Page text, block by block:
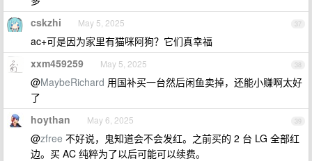
37
cskzhi May 5, 2025
ac+可是因为家里有猫咪阿狗？它们真幸福
38
xxm459259 May 5, 2025
@MaybeRichard 用国补买一台然后闲鱼卖掉，还能小赚啊太好
了
39
hoythan May 6, 2025
@zfree 不好说，鬼知道会不会发红。之前买的 2 台 LG 全部红
边。买 AC 纯粹为了以后可能可以续费。